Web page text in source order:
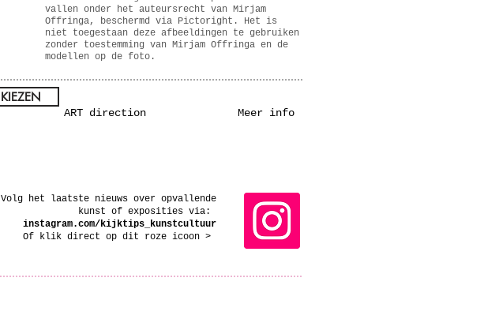
vallen onder het auteursrecht van Mirjam
Offringa, beschermd via Pictoright. Het is
niet toegestaan deze afbeeldingen te gebruiken
zonder toestemming van Mirjam Offringa en de
modellen op de foto.
ART direction Meer info
KIEZEN
Volg het laatste nieuws over opvallende
kunst of exposities via:
instagram.com/kijktips_kunstcultuur
Of klik direct op dit roze icoon >